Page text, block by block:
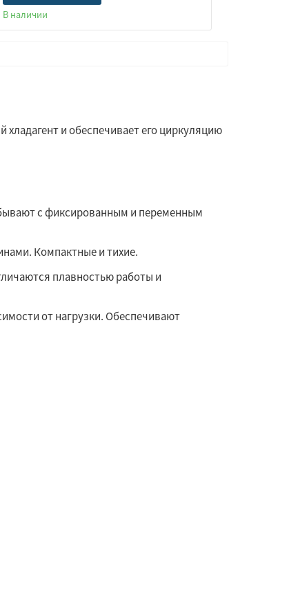
В наличии
и обеспечивает его циркуляцию
с фиксированным и переменным
Компактные и тихие.
плавностью работы и
от нагрузки. Обеспечивают